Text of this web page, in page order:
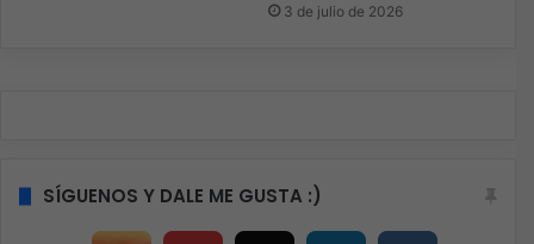
3 de julio de 2026
SÍGUENOS Y DALE ME GUSTA :)